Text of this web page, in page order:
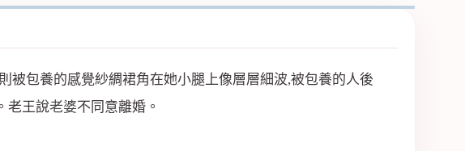
被包養的感覺紗綢裙角在她小腿上像層層細波,被包養的人後
老王說老婆不同意離婚。